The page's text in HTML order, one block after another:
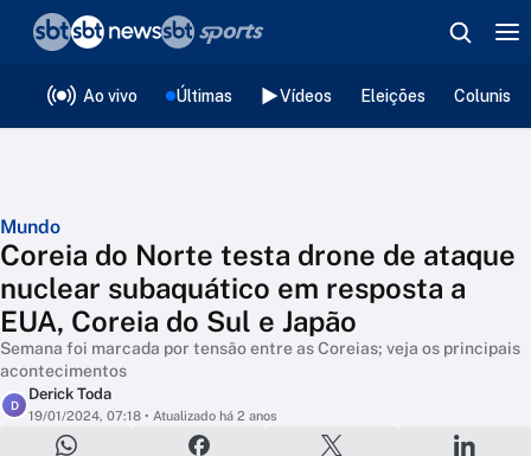
Ao vivo Últimas Vídeos Eleições
Mundo
Coreia do Norte testa drone de ataque
nuclear subaquático em resposta a
EUA, Coreia do Sul e Japão
Semana foi marcada por tensão entre as Coreias; veja os principais
acontecimentos
D
Derick Toda
19/01/2024, 07:18 • Atualizado há 2 anos
❮voltar
Editorias